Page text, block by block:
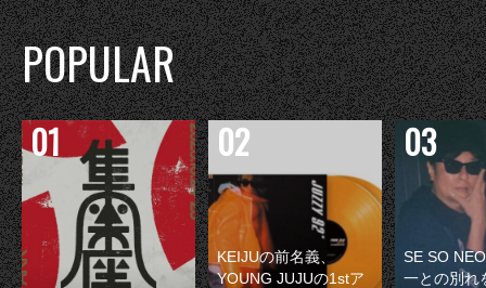
POPULAR
KEIJUの前名義、
YOUNG JUJUの1stア
SE SO
一との別れ